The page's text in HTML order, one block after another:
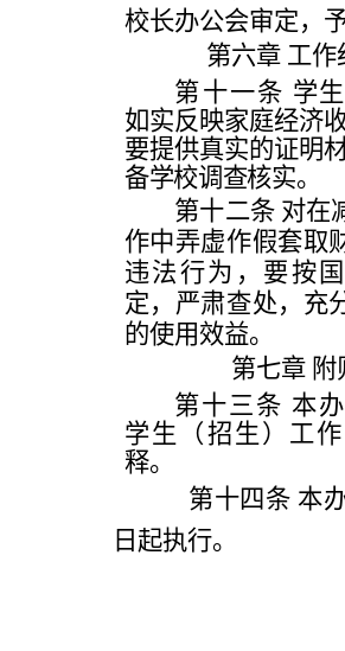
校长办公会审定，
第六章 工作
第十一条 学
如实反映家庭经济
要提供真实的证明
备学校调查核实。
第十二条 对在
作中弄虚作假套取
违法行为，要按
定，严肃查处，充
的使用效益。
第七章 附
第十三条 本
学生（招生）工
释。
第十四条 本
日起执行。